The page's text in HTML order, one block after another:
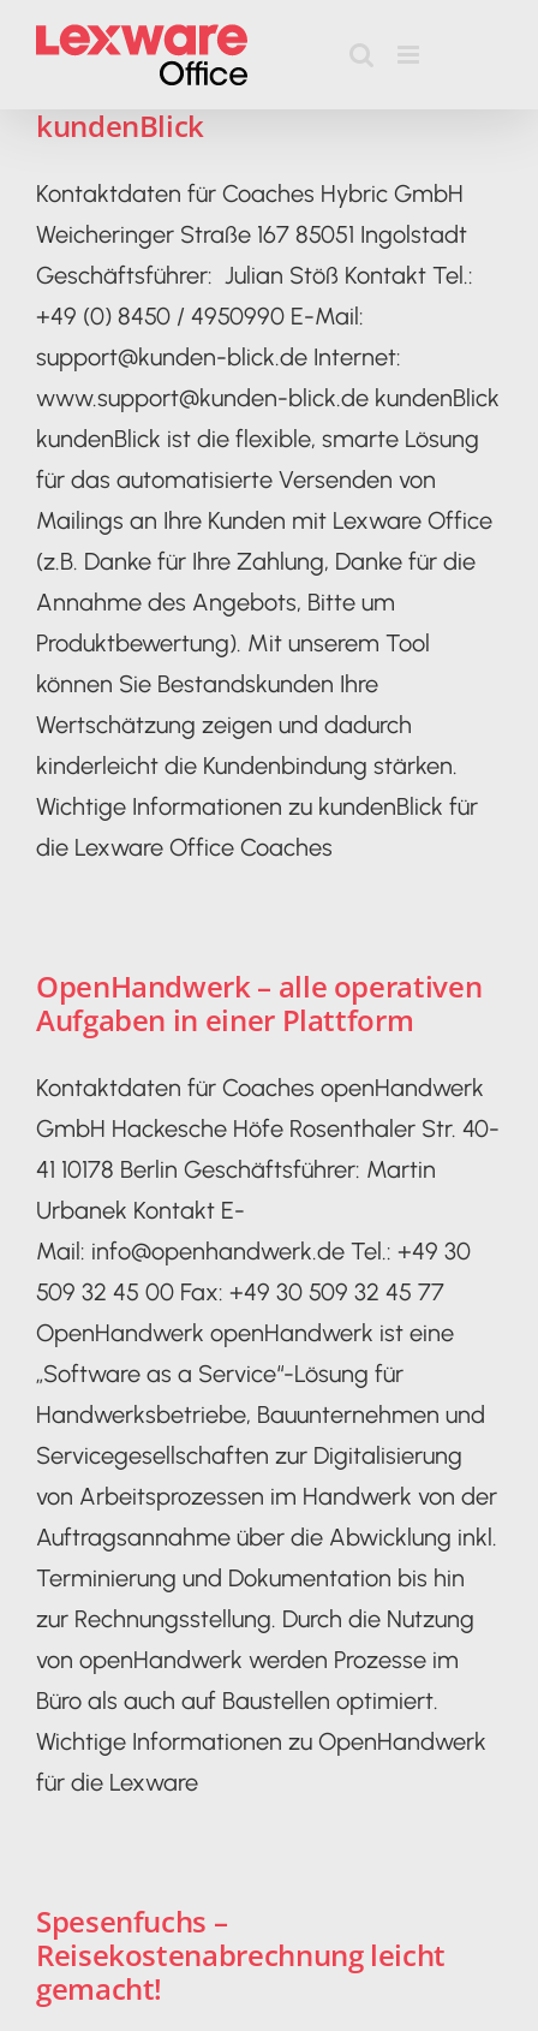
Zum
Inhalt
kundenBlick
Kontaktdaten für Coaches Hybric GmbH
Weicheringer Straße 167 85051 Ingolstadt
Geschäftsführer: Julian Stöß Kontakt Tel.:
+49 (0) 8450 / 4950990 E-Mail:
support@kunden-blick.de Internet:
www.support@kunden-blick.de kundenBlick
kundenBlick ist die flexible, smarte Lösung
für das automatisierte Versenden von
Mailings an Ihre Kunden mit Lexware Office
(z.B. Danke für Ihre Zahlung, Danke für die
Annahme des Angebots, Bitte um
Produktbewertung). Mit unserem Tool
können Sie Bestandskunden Ihre
Wertschätzung zeigen und dadurch
kinderleicht die Kundenbindung stärken.
Wichtige Informationen zu kundenBlick für
die Lexware Office Coaches
OpenHandwerk – alle operativen
Aufgaben in einer Plattform
Kontaktdaten für Coaches openHandwerk
GmbH Hackesche Höfe Rosenthaler Str. 40-
41 10178 Berlin Geschäftsführer: Martin
Urbanek Kontakt E-
Mail: info@openhandwerk.de Tel.: +49 30
509 32 45 00 Fax: +49 30 509 32 45 77
OpenHandwerk openHandwerk ist eine
„Software as a Service“-Lösung für
Handwerksbetriebe, Bauunternehmen und
Servicegesellschaften zur Digitalisierung
von Arbeitsprozessen im Handwerk von der
Auftragsannahme über die Abwicklung inkl.
Terminierung und Dokumentation bis hin
zur Rechnungsstellung. Durch die Nutzung
von openHandwerk werden Prozesse im
Büro als auch auf Baustellen optimiert.
Wichtige Informationen zu OpenHandwerk
für die Lexware
Spesenfuchs –
Reisekostenabrechnung leicht
gemacht!